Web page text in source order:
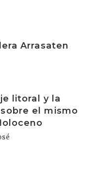
Arrasaten
litoral y la
el mismo